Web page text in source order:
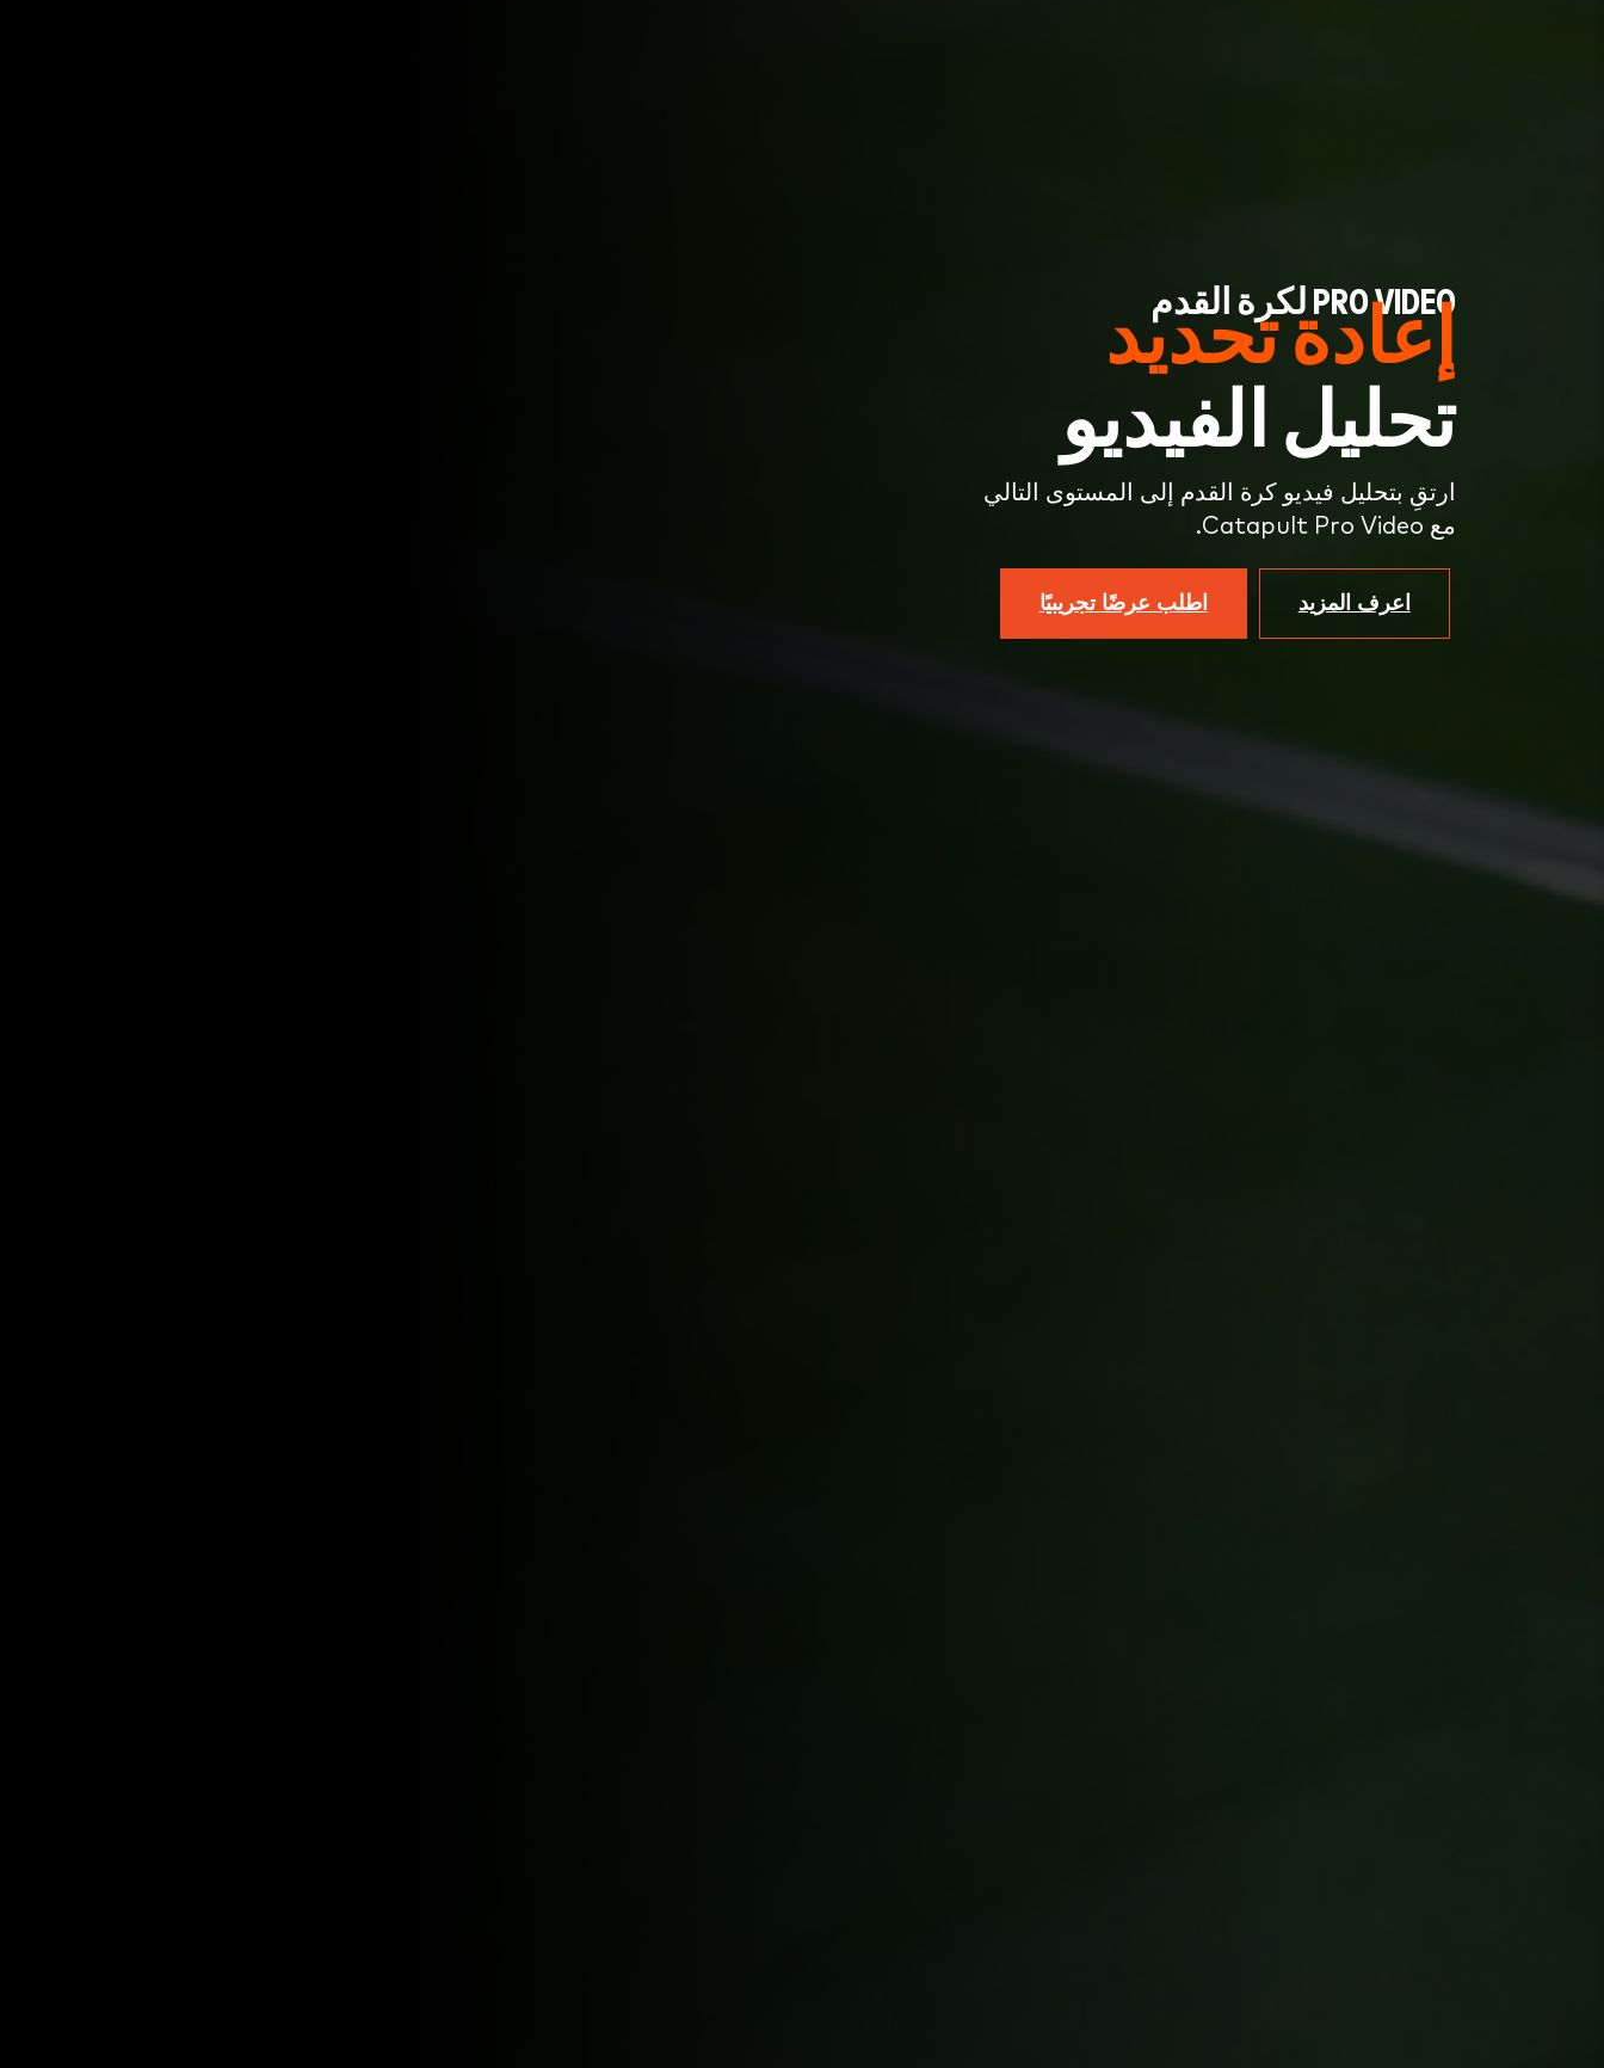
PRO VIDEO لكرة القدم
إعادة تحديد
تحليل الفيديو
ارتقِ بتحليل فيديو كرة القدم إلى المستوى التالي
مع Catapult Pro Video.
اعرف المزيد اطلب عرضًا تجريبيًا